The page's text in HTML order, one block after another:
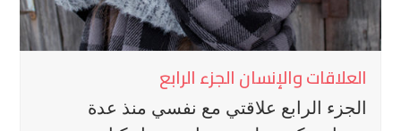
العلاقات والإنسان الجزء الرابع
الجزء الرابع علاقتي مع نفسي منذ عدة